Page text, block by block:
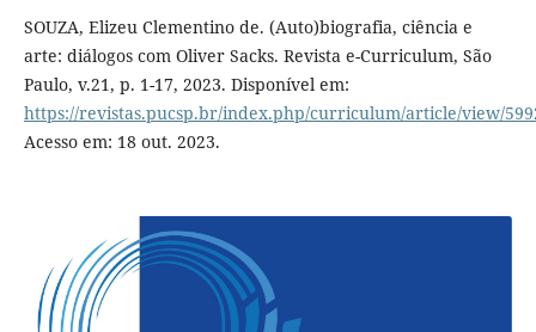
SOUZA, Elizeu Clementino de. (Auto)biografia, ciência e
arte: diálogos com Oliver Sacks. Revista e-Curriculum, São
Paulo, v.21, p. 1-17, 2023. Disponível em:
https://revistas.pucsp.br/index.php/curriculum/article/view/
Acesso em: 18 out. 2023.